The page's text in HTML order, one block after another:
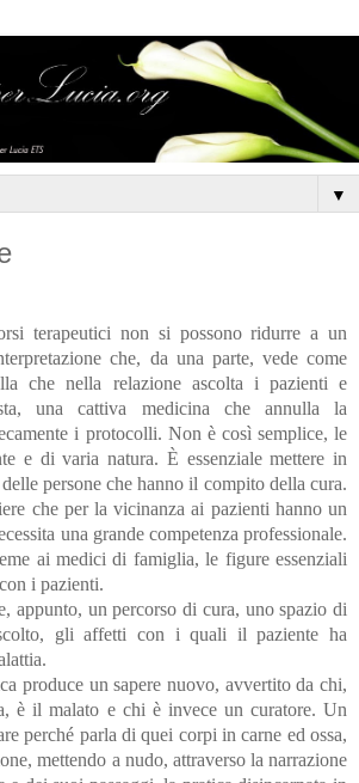
▼
terapeutici non si possono ridurre a un
che, da una parte, vede come
che nella relazione ascolta i pazienti e
una cattiva medicina che annulla la
i protocolli. Non è così semplice, le
e di varia natura. È essenziale mettere in
persone che hanno il compito della cura.
che per la vicinanza ai pazienti hanno un
una grande competenza professionale.
ai medici di famiglia, le figure essenziali
i pazienti.
appunto, un percorso di cura, uno spazio di
gli affetti con i quali il paziente ha
produce un sapere nuovo, avvertito da chi,
è il malato e chi è invece un curatore. Un
perché parla di quei corpi in carne ed ossa,
mettendo a nudo, attraverso la narrazione